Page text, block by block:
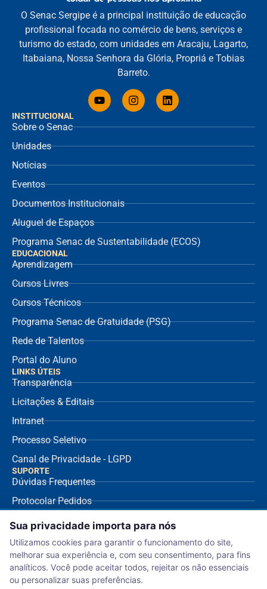
INSTITUCIONAL
Sobre o Senac
Unidades
Notícias
Eventos
Documentos Institucionais
Aluguel de Espaços
Programa Senac de Sustentabilidade (ECOS)
EDUCACIONAL
Aprendizagem
Cursos Livres
Cursos Técnicos
Programa Senac de Gratuidade (PSG)
Rede de Talentos
Portal do Aluno
O Senac Sergipe é a principal instituição de educação
profissional focada no comércio de bens, serviços e
turismo do estado, com unidades em Aracaju, Lagarto,
Itabaiana, Nossa Senhora da Glória, Propriá e Tobias
Barreto.
LINKS ÚTEIS
Transparência
Licitações & Editais
Intranet
Processo Seletivo
Canal de Privacidade - LGPD
SUPORTE
Dúvidas Frequentes
Protocolar Pedidos
Envio de NF Fornecedor
Ouvidoria
Aviso de Privacidade
Termo de Uso
Sua privacidade importa para nós
Utilizamos cookies para garantir o funcionamento do site,
melhorar sua experiência e, com seu consentimento, para fins
analíticos. Você pode aceitar todos, rejeitar os não essenciais
ou personalizar suas preferências.